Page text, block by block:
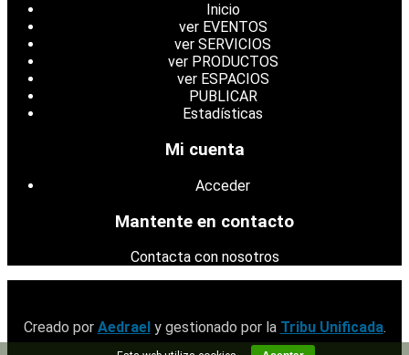
Inicio
ver EVENTOS
ver SERVICIOS
ver PRODUCTOS
ver ESPACIOS
PUBLICAR
Estadísticas
Mi cuenta
Acceder
Mantente en contacto
Contacta con nosotros
Creado por Aedrael y gestionado por la Tribu Unificada.